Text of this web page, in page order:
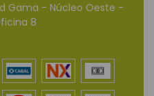
Gama - Núcleo Oeste -
8